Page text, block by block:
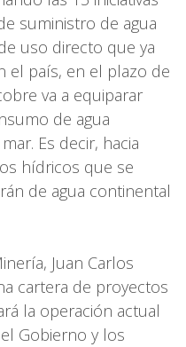
suministro de agua
uso directo que ya
el país, en el plazo de
va a equiparar
de agua
Es decir, hacia
hídricos que se
de agua continental
Juan Carlos
cartera de proyectos
la operación actual
Gobierno y los